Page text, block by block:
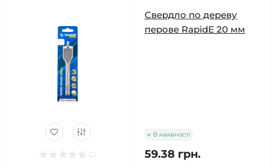
Свердло по дереву
перове RapidE 20 мм
В наявності
59.38 грн.